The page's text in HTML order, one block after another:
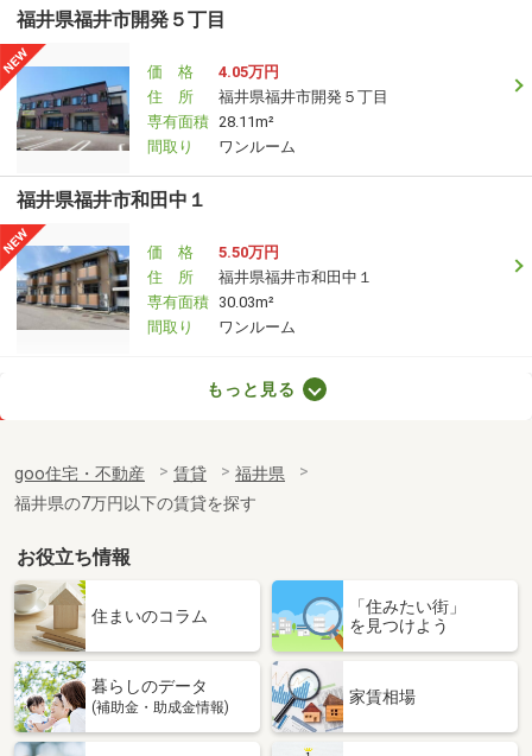
福井県福井市開発５丁目
価 格
4.05万円
住 所
福井県福井市開発５丁目
専有面積 28.11m²
間取り
ワンルーム
福井県福井市和田中１
価 格
5.50万円
住 所
福井県福井市和田中１
専有面積 30.03m²
間取り
ワンルーム
専有面積
41.81m²
間取り
1LDK
福井県福井市東森田４
価 格
5.45万円
福井県福井市東森田４
専有面積 49.86m²
間取り
福井県福井市みのり４
もっと見る
goo住宅・不動産 賃貸
福井県
福井県の7万円以下の賃貸を探す
お役立ち情報
住まいのコラム
「住みたい街」
を見つけよう
暮らしのデータ
(補助金・助成金情報)
家賃相場